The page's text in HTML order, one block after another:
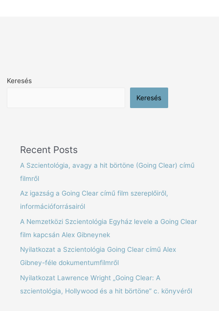
Keresés
Keresés
Recent Posts
A Szcientológia, avagy a hit börtöne (Going Clear) című
filmről
Az igazság a Going Clear című film szereplőiről,
információforrásairól
A Nemzetközi Szcientológia Egyház levele a Going Clear
film kapcsán Alex Gibneynek
Nyilatkozat a Szcientológia Going Clear című Alex
Gibney-féle dokumentumfilmről
Nyilatkozat Lawrence Wright „Going Clear: A
szcientológia, Hollywood és a hit börtöne” c. könyvéről